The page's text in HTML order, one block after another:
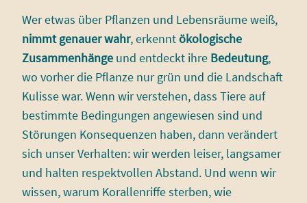
Wer etwas über Pflanzen und Lebensräume weiß,
nimmt genauer wahr, erkenntökologische
Zusammenhänge und entdeckt ihre Bedeutung,
wo vorher die Pflanze nur grün und die Landschaft
Kulisse war. Wenn wir verstehen, dass Tiere auf
bestimmte Bedingungen angewiesen sind und
Störungen Konsequenzen haben, dann verändert
sich unser Verhalten: wir werden leiser, langsamer
und halten respektvollen Abstand. Und wenn wir
wissen, warum Korallenriffe sterben, wie